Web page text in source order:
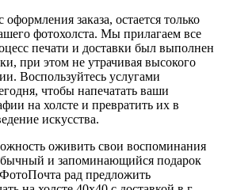
заказа, остается только
фотохолста. Мы прилагаем все
печати и доставки был выполнен
при этом не утрачивая высокого
Воспользуйтесь услугами
чтобы напечатать ваши
на холсте и превратить их в
искусства.
оживить свои воспоминания
и запоминающийся подарок
рад предложить